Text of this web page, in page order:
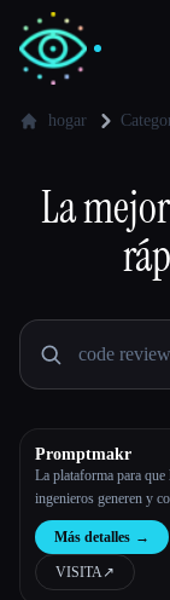
Desarrolladores
🎓 Estudiantes
Blog
Comparar
Todas las
hogar
La mejor
Promptmakr
La plataforma para que
ingenieros generen y
imágenes artísticas de
de forma gratuita
Más detalles →
VISITA↗︎